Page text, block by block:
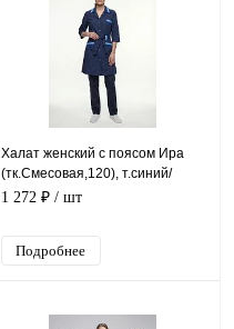
Халат женский с поясом Ира
(тк.Смесовая,120), т.синий/
васильковый
1 272 ₽ / шт
Подробнее